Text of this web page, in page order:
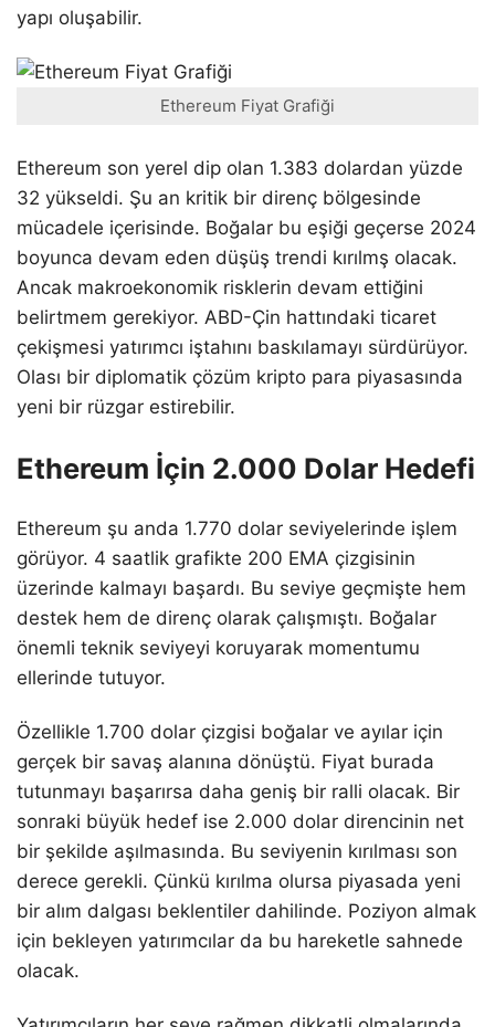
yapı oluşabilir.
Ethereum Fiyat Grafiği
Ethereum son yerel dip olan 1.383 dolardan yüzde
32 yükseldi. Şu an kritik bir direnç bölgesinde
mücadele içerisinde. Boğalar bu eşiği geçerse 2024
boyunca devam eden düşüş trendi kırılmş olacak.
Ancak makroekonomik risklerin devam ettiğini
belirtmem gerekiyor. ABD-Çin hattındaki ticaret
çekişmesi yatırımcı iştahını baskılamayı sürdürüyor.
Olası bir diplomatik çözüm kripto para piyasasında
yeni bir rüzgar estirebilir.
Ethereum İçin 2.000 Dolar Hedefi
Ethereum şu anda 1.770 dolar seviyelerinde işlem
görüyor. 4 saatlik grafikte 200 EMA çizgisinin
üzerinde kalmayı başardı. Bu seviye geçmişte hem
destek hem de direnç olarak çalışmıştı. Boğalar
önemli teknik seviyeyi koruyarak momentumu
ellerinde tutuyor.
Özellikle 1.700 dolar çizgisi boğalar ve ayılar için
gerçek bir savaş alanına dönüştü. Fiyat burada
tutunmayı başarırsa daha geniş bir ralli olacak. Bir
sonraki büyük hedef ise 2.000 dolar direncinin net
bir şekilde aşılmasında. Bu seviyenin kırılması son
derece gerekli. Çünkü kırılma olursa piyasada yeni
bir alım dalgası beklentiler dahilinde. Poziyon almak
için bekleyen yatırımcılar da bu hareketle sahnede
olacak.